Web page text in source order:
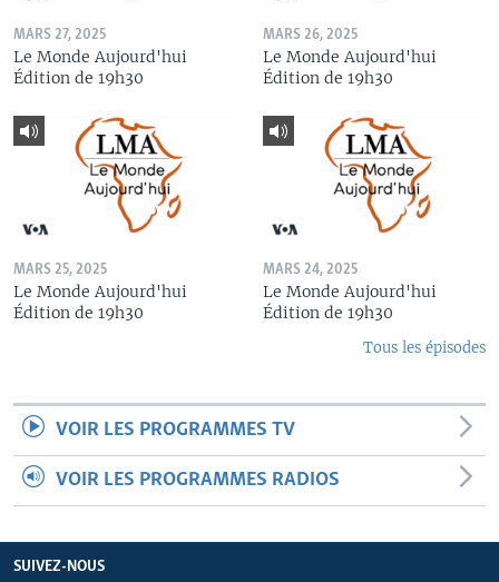
MARS 27, 2025
Le Monde Aujourd'hui
Édition de 19h30
MARS 26, 2025
Le Monde Aujourd'hui
Édition de 19h30
MARS 25, 2025
Le Monde Aujourd'hui
Édition de 19h30
MARS 24, 2025
Le Monde Aujourd'hui
Édition de 19h30
Tous les épisodes
VOIR LES PROGRAMMES TV
VOIR LES PROGRAMMES RADIOS
SUIVEZ-NOUS